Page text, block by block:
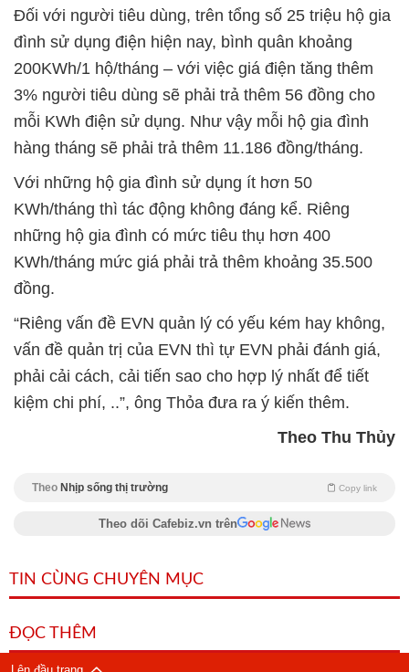
Đối với người tiêu dùng, trên tổng số 25 triệu hộ gia
đình sử dụng điện hiện nay, bình quân khoảng
200KWh/1 hộ/tháng – với việc giá điện tăng thêm
3% người tiêu dùng sẽ phải trả thêm 56 đồng cho
mỗi KWh điện sử dụng. Như vậy mỗi hộ gia đình
hàng tháng sẽ phải trả thêm 11.186 đồng/tháng.
Với những hộ gia đình sử dụng ít hơn 50
KWh/tháng thì tác động không đáng kể. Riêng
những hộ gia đình có mức tiêu thụ hơn 400
KWh/tháng mức giá phải trả thêm khoảng 35.500
đồng.
“Riêng vấn đề EVN quản lý có yếu kém hay không,
vấn đề quản trị của EVN thì tự EVN phải đánh giá,
phải cải cách, cải tiến sao cho hợp lý nhất để tiết
kiệm chi phí, ..”, ông Thỏa đưa ra ý kiến thêm.
Theo Thu Thủy
Theo Nhịp sống thị trường Copy link
Theo dõi Cafebiz.vn trên
TIN CÙNG CHUYÊN MỤC
ĐỌC THÊM